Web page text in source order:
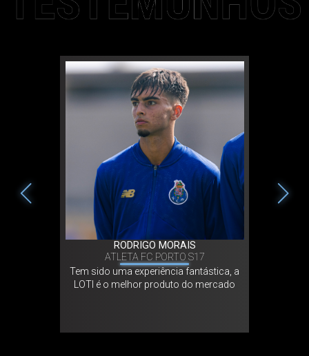
RODRIGO MORAIS
ATLETA FC PORTO S17
Tem sido uma experiência fantástica, a
LOTI é o melhor produto do mercado